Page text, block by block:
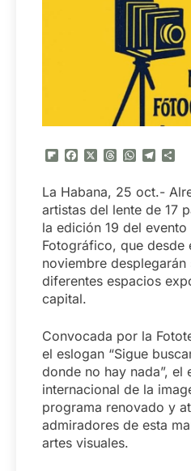
Flipboard
FacebookThreadsWhatsApp
La Habana, 25 oct.-
artistas del lente de 17
la edición 19 del
Fotográfico, que desde
noviembre desplegarán
diferentes espacios
capital.
Convocada por la
el eslogan “Sigue
donde no hay nada”, el
internacional de la
programa renovado y
admiradores de esta
artes visuales.